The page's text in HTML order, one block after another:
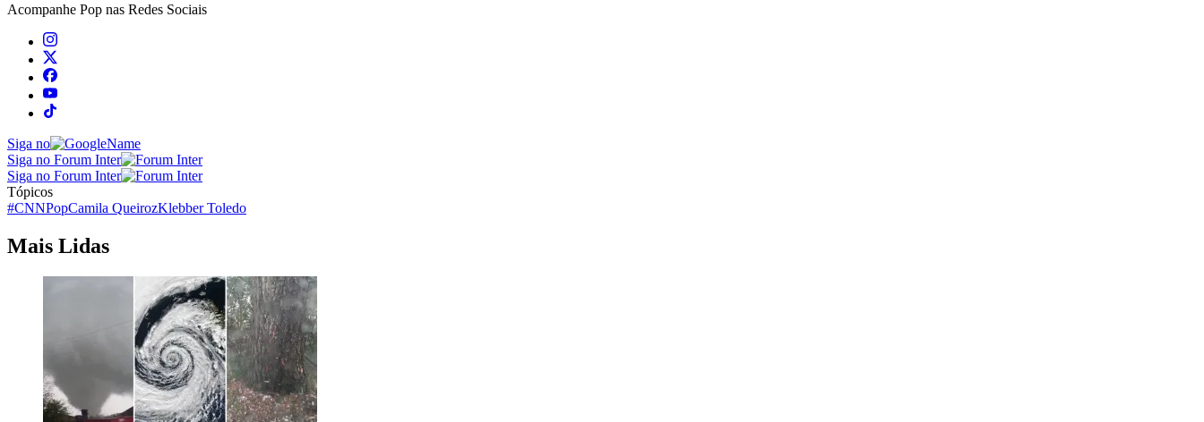
Acompanhe Pop nas Redes Sociais
Siga no
Siga no Forum Inter
Siga no Forum Inter
Tópicos
#CNNPopCamila QueirozKlebber Toledo
Mais Lidas